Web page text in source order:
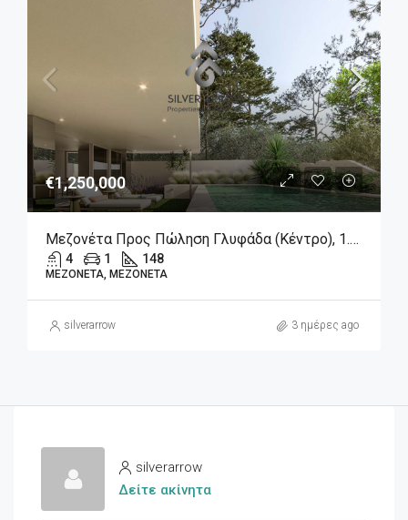
€1,250,000
Μεζονέτα Προς Πώληση Γλυφάδα (Κέντρο), 1.250.000€, 148 Τ.μ.
4 1 148
ΜΕΖΟΝΈΤΑ, ΜΕΖΟΝΈΤΑ
silverarrow 3 ημέρες ago
silverarrow
Δείτε ακίνητα